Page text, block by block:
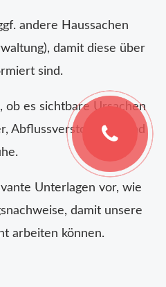
andere Haussachen
damit diese über
sind.
ob es sichtbare Ursachen
Abflussverstopfung) und
Unterlagen vor, wie
damit unsere
arbeiten können.